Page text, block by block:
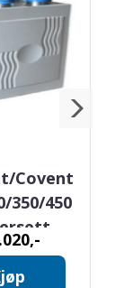
Covent
350/450